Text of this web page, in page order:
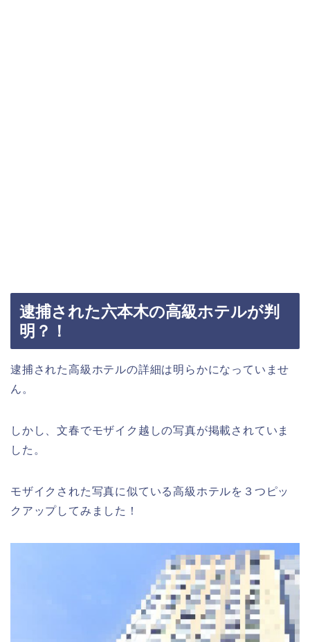
逮捕された六本木の高級ホテルが判
明？！
逮捕された高級ホテルの詳細は明らかになっていませ
ん。
しかし、文春でモザイク越しの写真が掲載されていま
した。
モザイクされた写真に似ている高級ホテルを３つピッ
クアップしてみました！